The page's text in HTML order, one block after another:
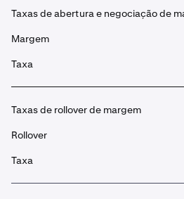
Taxas de abertura e negociação de
Margem
Taxa
Taxas de rollover de margem
Rollover
Taxa